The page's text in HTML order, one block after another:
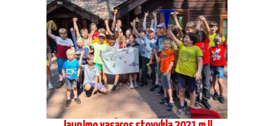
Jaunimo vasaros stovykla 2021 m II
pamaina